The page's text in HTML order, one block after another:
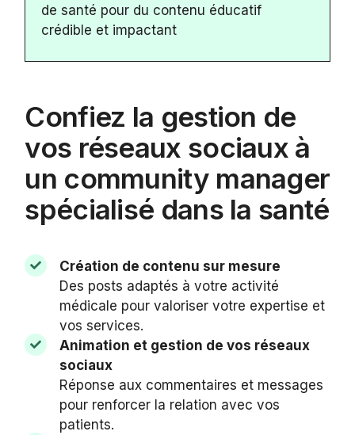
de santé pour du contenu éducatif
crédible et impactant
Confiez la gestion de
vos réseaux sociaux à
un community manager
spécialisé dans la santé
Création de contenu sur mesure
Des posts adaptés à votre activité
médicale pour valoriser votre expertise et
vos services.
Animation et gestion de vos réseaux
sociaux
Réponse aux commentaires et messages
pour renforcer la relation avec vos
patients.